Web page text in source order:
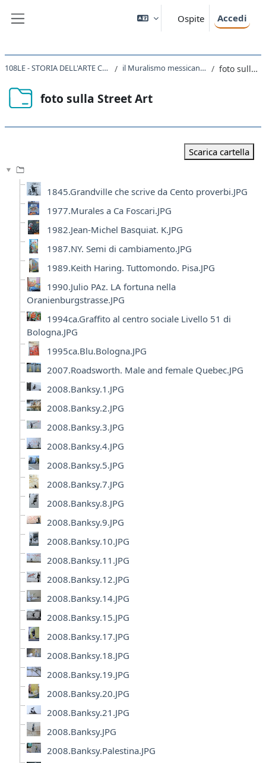
Ospite Accedi
108LE - STORIA DELL'ARTE CONTEMPORANEA 2020 il Muralismo messicano e i nuovi linguaggi foto sulla Street Art
foto sulla Street Art
Scarica cartella
1845.Grandville che scrive da Cento proverbi.JPG
1977.Murales a Ca Foscari.JPG
1982.Jean-Michel Basquiat. K.JPG
1987.NY. Semi di cambiamento.JPG
1989.Keith Haring. Tuttomondo. Pisa.JPG
1990.Julio PAz. LA fortuna nella
Oranienburgstrasse.JPG
1994ca.Graffito al centro sociale Livello 51 di
Bologna.JPG
1995ca.Blu.Bologna.JPG
2007.Roadsworth. Male and female Quebec.JPG
2008.Banksy.1.JPG
2008.Banksy.2.JPG
2008.Banksy.3.JPG
2008.Banksy.4.JPG
2008.Banksy.5.JPG
2008.Banksy.7.JPG
2008.Banksy.8.JPG
2008.Banksy.9.JPG
2008.Banksy.10.JPG
2008.Banksy.11.JPG
2008.Banksy.12.JPG
2008.Banksy.14.JPG
2008.Banksy.15.JPG
2008.Banksy.17.JPG
2008.Banksy.18.JPG
2008.Banksy.19.JPG
2008.Banksy.20.JPG
2008.Banksy.21.JPG
2008.Banksy.JPG
2008.Banksy.Palestina.JPG